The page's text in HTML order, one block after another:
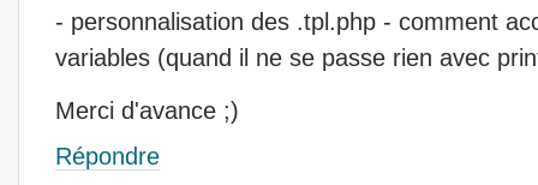
- personnalisation des .tpl.php - comment
variables (quand il ne se passe rien avec
Merci d'avance ;)
Répondre